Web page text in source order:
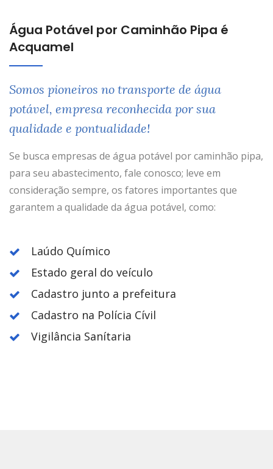
Água Potável por Caminhão Pipa é
Acquamel
Somos pioneiros no transporte de água
potável, empresa reconhecida por sua
qualidade e pontualidade!
Se busca empresas de água potável por caminhão pipa,
para seu abastecimento, fale conosco; leve em
consideração sempre, os fatores importantes que
garantem a qualidade da água potável, como:
Laúdo Químico
Estado geral do veículo
Cadastro junto a prefeitura
Cadastro na Polícia Cívil
Vigilância Sanítaria